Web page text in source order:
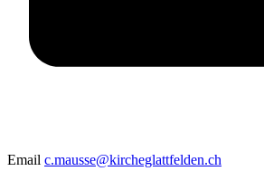
Email c.mausse@kircheglattfelden.ch